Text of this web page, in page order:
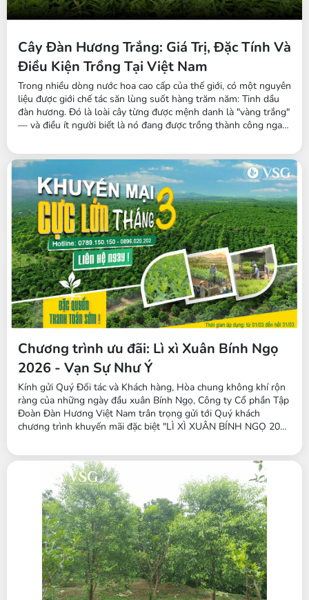
Cây Đàn Hương Trắng: Giá Trị, Đặc Tính Và
Điều Kiện Trồng Tại Việt Nam
Trong nhiều dòng nước hoa cao cấp của thế giới, có một nguyên
liệu được giới chế tác săn lùng suốt hàng trăm năm: Tinh dầu
đàn hương. Đó là loài cây từng được mệnh danh là "vàng trắng"
— và điều ít người biết là nó đang được trồng thành công ngay
Đàn hương trắng Ấn Độ (tên khoa học Santalum album) là cây
gỗ thường xanh thuộc...
Chương trình ưu đãi: Lì xì Xuân Bính Ngọ
2026 - Vạn Sự Như Ý
Kính gửi Quý Đối tác và Khách hàng, Hòa chung không khí rộn
ràng của những ngày đầu xuân Bính Ngọ, Công ty Cổ phần Tập
Đoàn Đàn Hương Việt Nam trân trọng gửi tới Quý khách
chương trình khuyến mãi đặc biệt "LÌ XÌ XUÂN BÍNH NGỌ 2026
triển khai các dự án trồng cây kinh tế với chi phí tối ưu và chính